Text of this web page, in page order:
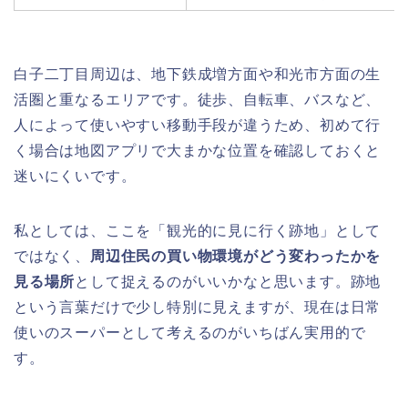
白子二丁目周辺は、地下鉄成増方面や和光市方面の生
活圏と重なるエリアです。徒歩、自転車、バスなど、
人によって使いやすい移動手段が違うため、初めて行
く場合は地図アプリで大まかな位置を確認しておくと
迷いにくいです。
私としては、ここを「観光的に見に行く跡地」として
ではなく、
周辺住民の買い物環境がどう変わったかを
見る場所として捉えるのがいいかなと思います。跡地
という言葉だけで少し特別に見えますが、現在は日常
使いのスーパーとして考えるのがいちばん実用的で
す。